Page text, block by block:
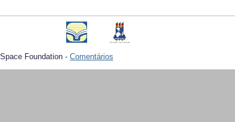
Foundation - Comentários